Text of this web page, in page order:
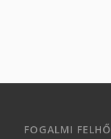
FOGALMI FELHŐ